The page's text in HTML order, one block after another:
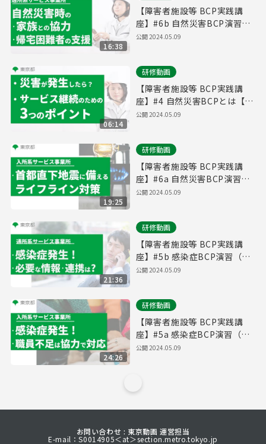
16:38
【障害者施設等 BCP実践講
座】#6b ⾃然災害BCP演習
（通所系サービス事業所）
公開2024.05.09
06:14
研修動画
【障害者施設等 BCP実践講
座】#4 ⾃然災害BCPとは【東
京都】
公開2024.05.09
19:25
研修動画
【障害者施設等 BCP実践講
座】#6a ⾃然災害BCP演習
（⼊所系サービス事業所）
公開2024.05.09
21:36
研修動画
【障害者施設等 BCP実践講
座】#5b 感染症BCP演習（通
所系サービス事業所）【東京
公開2024.05.09
24:26
研修動画
【障害者施設等 BCP実践講
座】#5a 感染症BCP演習（⼊
所系サービス事業所）【東京
公開2024.05.09
お問い合わせ : 東京動画 運営担当
E-mail：S0014905＜at＞section.metro.tokyo.jp